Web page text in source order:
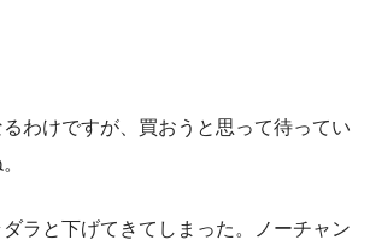
わけですが、買おうと思って待ってい
ラと下げてきてしまった。ノーチャン